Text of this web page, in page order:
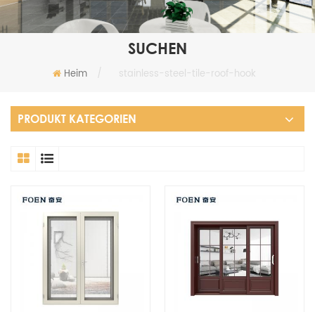
SUCHEN
Heim / stainless-steel-tile-roof-hook
PRODUKT KATEGORIEN